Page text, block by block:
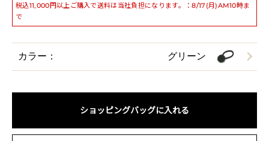
税込11,000円以上ご購入で送料は当社負担になります。：8/17(月)AM10時ま
で
カラー： グリーン
ショッピングバッグに入れる